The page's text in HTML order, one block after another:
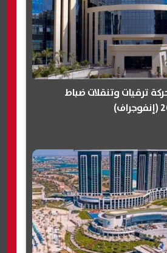
ترقيات وتنقلات ضباط